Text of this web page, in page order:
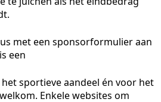
met een sponsorformulier aan
een
sportieve aandeel én voor het
Enkele websites om